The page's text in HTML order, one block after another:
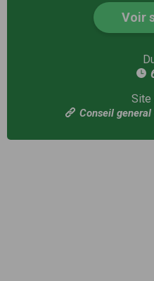
Voir
Site
Conseil